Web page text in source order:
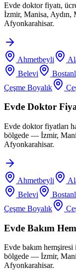
Evde doktor fiyatı,
İzmir, Manisa,
Afyonkarahisar.
Ahmetbeyli
Belevi
Çeşme Boyalık
Evde Doktor
Evde doktor fiyatları
bölgede — İzmir,
Afyonkarahisar.
Ahmetbeyli
Belevi
Çeşme Boyalık
Evde Bakım
Evde bakım
bölgede — İzmir,
Afyonkarahisar.